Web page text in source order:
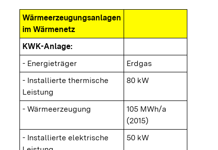
Wärmeerzeugungsanlagen
im Wärmenetz
KWK-Anlage:
- Energieträger
Erdgas
- Installierte thermische
Leistung
80 kW
- Wärmeerzeugung
105 MWh/a
(2015)
- Installierte elektrische
50 kW